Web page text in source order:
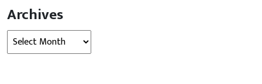
Archives
Archives